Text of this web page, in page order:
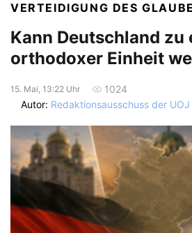
VERTEIDIGUNG DES
Kann Deutschland zu
orthodoxer Einheit
15. Mai, 13:22 Uhr
1024
Autor: Redaktionsausschuss der UOJ